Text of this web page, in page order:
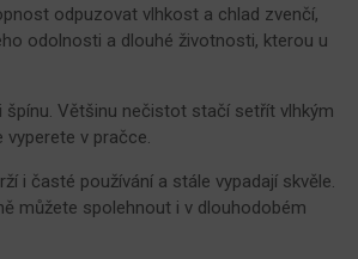
odpuzovat vlhkost a chlad zvenčí,
odolnosti a dlouhé životnosti, kterou u
špínu. Většinu nečistot stačí setřít vlhkým
vyperete v pračce.
i časté používání a stále vypadají skvěle.
můžete spolehnout i v dlouhodobém